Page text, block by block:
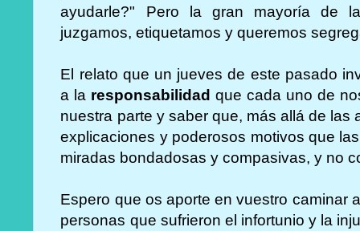
ayudarle?" Pero la gran mayoría de
juzgamos, etiquetamos y queremos
El relato que un jueves de este pasado
a la responsabilidad que cada uno de
nuestra parte y saber que, más allá de
explicaciones y poderosos motivos que
miradas bondadosas y compasivas, y no
Espero que os aporte en vuestro caminar
personas que sufrieron el infortunio y la